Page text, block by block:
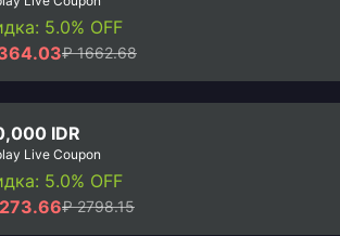
5.0% OFF
₽ 1662.68
IDR
Live Coupon
5.0% OFF
₽ 2798.15